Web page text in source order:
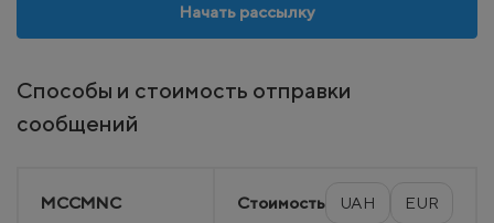
Начать рассылку
Способы и стоимость отправки
сообщений
MCCMNC Стоимость UAH EUR